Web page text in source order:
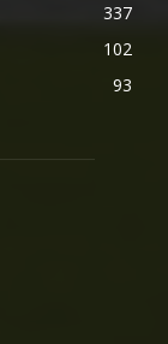
337
102
93